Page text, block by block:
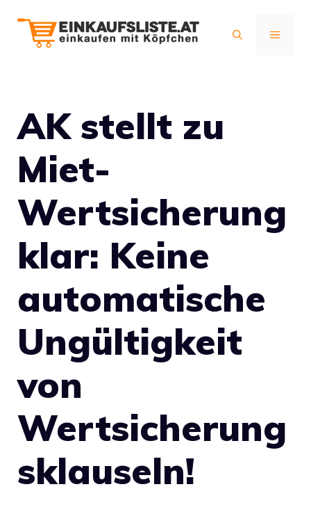
Inhalt
MENÜ
AK stellt zu
Miet-
Wertsicherung
klar: Keine
automatische
Ungültigkeit
von
Wertsicherung
sklauseln!